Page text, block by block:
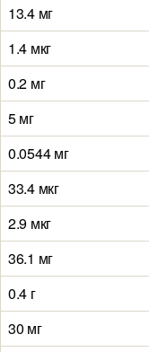
13.4 мг
1.4 мкг
0.2 мг
5 мг
0.0544 мг
33.4 мкг
2.9 мкг
36.1 мг
0.4 г
30 мг